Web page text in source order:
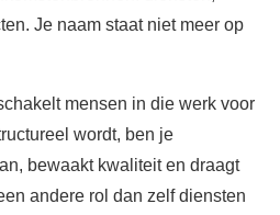
Je naam staat niet meer op
mensen in die werk voor
wordt, ben je
bewaakt kwaliteit en draagt
andere rol dan zelf diensten